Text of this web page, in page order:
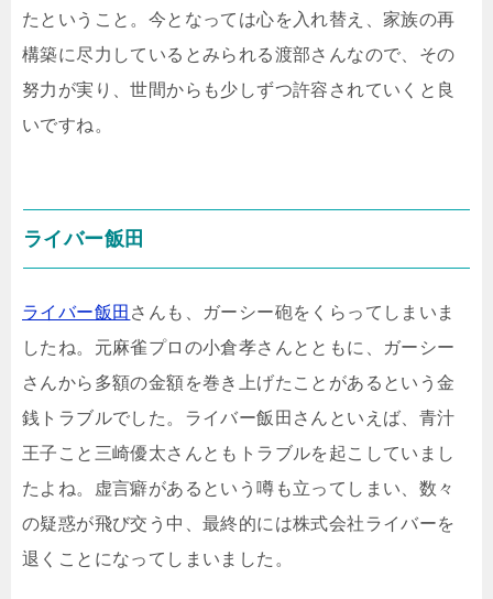
たということ。今となっては心を入れ替え、家族の再
構築に尽力しているとみられる渡部さんなので、その
努力が実り、世間からも少しずつ許容されていくと良
いですね。
ライバー飯田
ライバー飯田 さんも、ガーシー砲をくらってしまいま
したね。元麻雀プロの小倉孝さんとともに、ガーシー
さんから多額の金額を巻き上げたことがあるという金
銭トラブルでした。ライバー飯田さんといえば、青汁
王子こと三崎優太さんともトラブルを起こしていまし
たよね。虚言癖があるという噂も立ってしまい、数々
の疑惑が飛び交う中、最終的には株式会社ライバーを
退くことになってしまいました。